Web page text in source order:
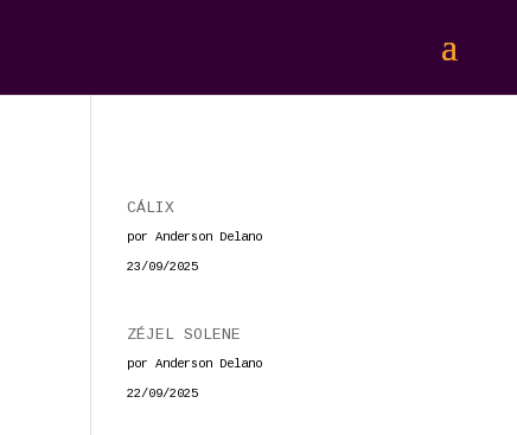
CÁLIX
por Anderson Delano
23/09/2025
ZÉJEL SOLENE
por Anderson Delano
22/09/2025